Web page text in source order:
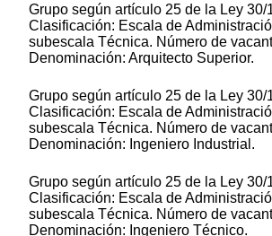
Grupo según artículo 25 de la Ley 30/
Clasificación: Escala de
subescala Técnica. Número de
Denominación: Arquitecto Superior.
Grupo según artículo 25 de la Ley 30/
Clasificación: Escala de
subescala Técnica. Número de
Denominación: Ingeniero Industrial.
Grupo según artículo 25 de la Ley 30/
Clasificación: Escala de
subescala Técnica. Número de
Denominación: Ingeniero Técnico.